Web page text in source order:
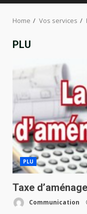
Home Vos services
PLU
PLU
Taxe
Communication